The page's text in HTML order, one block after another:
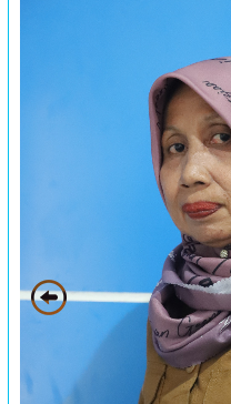
:
:
MUSRENBANG DESA
:
:
:
"MUSYAWARAH DESA"
Waktu :
:
Koordinator :